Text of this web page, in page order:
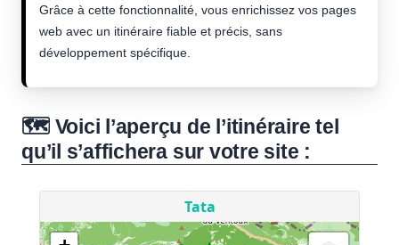
Grâce à cette fonctionnalité, vous enrichissez vos pages
web avec un itinéraire fiable et précis, sans
développement spécifique.
🗺️ Voici l’aperçu de l’itinéraire tel
qu’il s’affichera sur votre site :